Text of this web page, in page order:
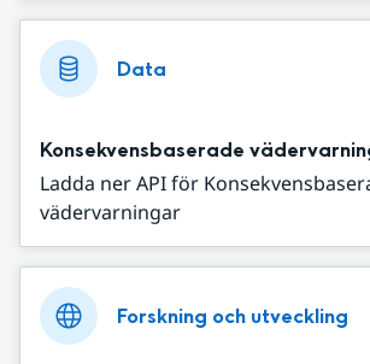
Data
Konsekvensbaserade
Ladda ner API för
vädervarningar
Forskning och utveckling